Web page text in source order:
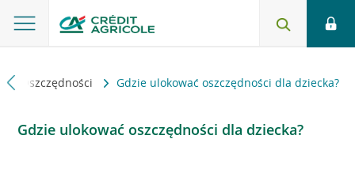
Oszczędności Gdzie ulokować oszczędności dla dziecka?
Gdzie ulokować oszczędności dla dziecka?